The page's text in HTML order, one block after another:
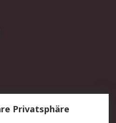
Lieferlösungen
Privatsphäre